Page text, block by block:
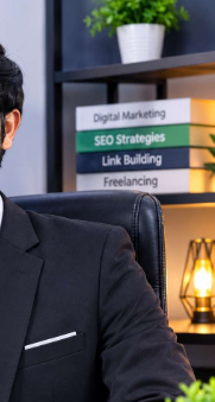
lẻ: Theo dõi sát biến
24-48 giờ tới. Không
thấy lệnh chuyển lớn.
nhận xu hướng rõ ràng